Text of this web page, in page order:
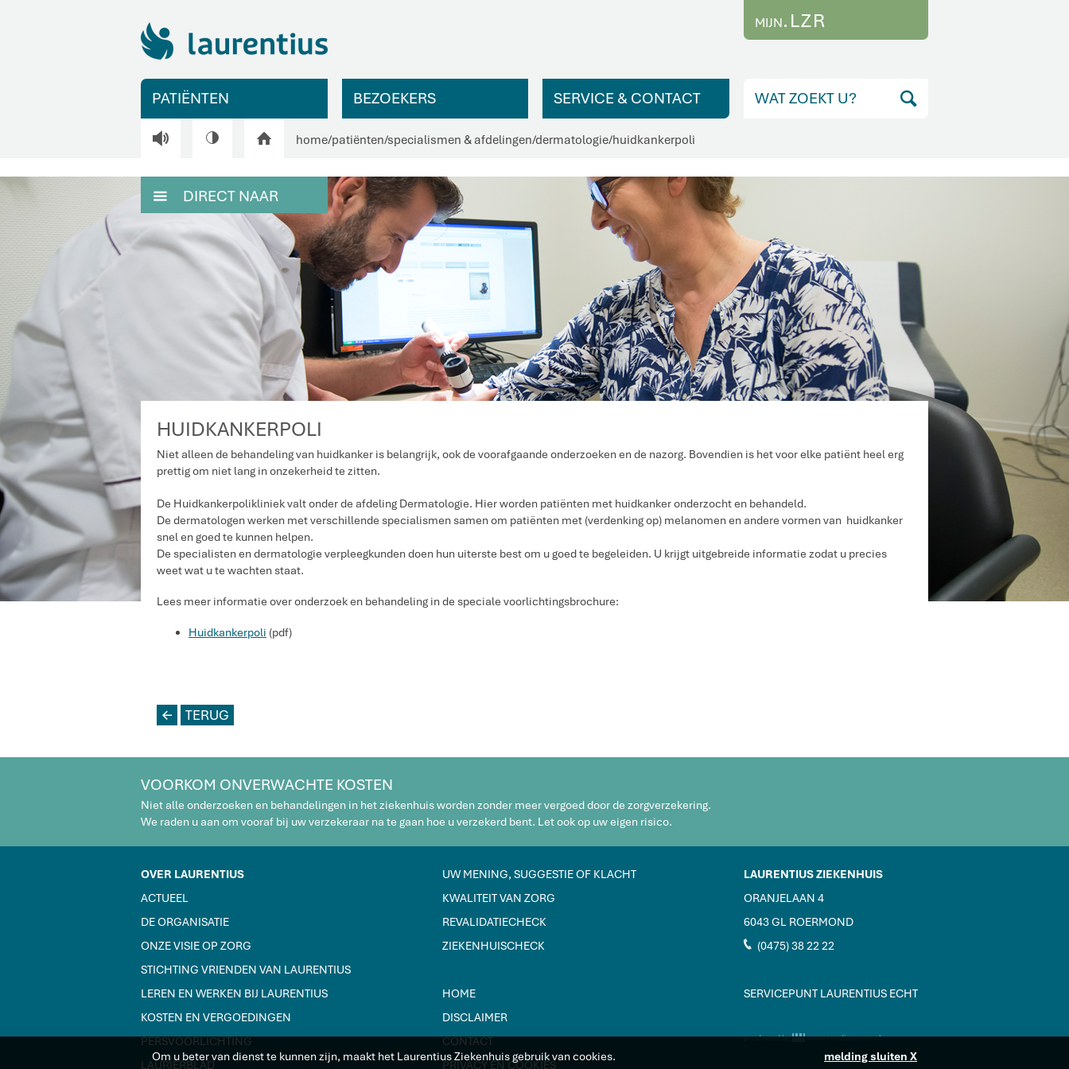
MIJN.LZR
PATIËNTEN BEZOEKERS SERVICE & CONTACT
V H home/patiënten/specialismen & afdelingen/dermatologie/huidkankerpoli
M DIRECT NAAR
HUIDKANKERPOLI
Niet alleen de behandeling van huidkanker is belangrijk, ook de voorafgaande onderzoeken en de nazorg. Bovendien is het voor elke patiënt heel erg
prettig om niet lang in onzekerheid te zitten.
De Huidkankerpolikliniek valt onder de afdeling Dermatologie. Hier worden patiënten met huidkanker onderzocht en behandeld.
De dermatologen werken met verschillende specialismen samen om patiënten met (verdenking op) melanomen en andere vormen van huidkanker
snel en goed te kunnen helpen.
De specialisten en dermatologie verpleegkunden doen hun uiterste best om u goed te begeleiden. U krijgt uitgebreide informatie zodat u precies
weet wat u te wachten staat.
Lees meer informatie over onderzoek en behandeling in de speciale voorlichtingsbrochure:
Huidkankerpoli (pdf)
L TERUG
VOORKOM ONVERWACHTE KOSTEN
Niet alle onderzoeken en behandelingen in het ziekenhuis worden zonder meer vergoed door de zorgverzekering.
We raden u aan om vooraf bij uw verzekeraar na te gaan hoe u verzekerd bent. Let ook op uw eigen risico.
OVER LAURENTIUS
ACTUEEL
DE ORGANISATIE
ONZE VISIE OP ZORG
STICHTING VRIENDEN VAN LAURENTIUS
LEREN EN WERKEN BIJ LAURENTIUS
KOSTEN EN VERGOEDINGEN
PERS­VOORLICHTING
LAURIERBLAD
UW MENING, SUGGESTIE OF KLACHT
KWALITEIT VAN ZORG
REVALIDATIECHECK
ZIEKENHUISCHECK
HOME
DISCLAIMER
CONTACT
PRIVACY EN COOKIES
LAURENTIUS ZIEKENHUIS
ORANJELAAN 4
6043 GL ROERMOND
J (0475) 38 22 22
SERVICEPUNT LAURENTIUS ECHT
produced by www.mediamens.nl
melding sluiten X
Om u beter van dienst te kunnen zijn, maakt het Laurentius Ziekenhuis gebruik van cookies.